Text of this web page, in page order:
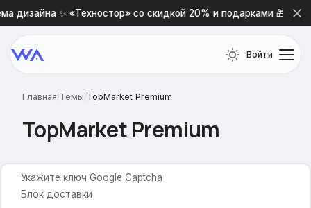
дизайна ✨ «Техностор» со скидкой 20% и подарками 🎁
Войти
Главная/Темы/TopMarket Premium
TopMarket Premium
Категории товаров
Отображение подкатегорий
Ограничение высоты описания
Дополнительные параметры
Мини-карточка товара
Укажите ключ Google Captcha
Блок доставки